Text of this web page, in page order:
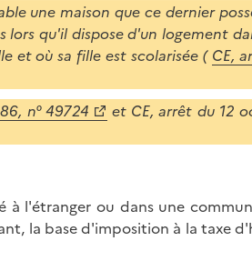
une maison que ce dernier
lors qu'il dispose d'un logement
et où sa fille est scolarisée ( CE,
n° 49724
et CE, arrêt du 12
l'étranger ou dans une
la base d'imposition à la taxe